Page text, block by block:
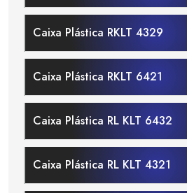
Caixa Plástica RKLT 4329
Caixa Plástica RKLT 6421
Caixa Plástica RL KLT 6432
Caixa Plástica RL KLT 4321